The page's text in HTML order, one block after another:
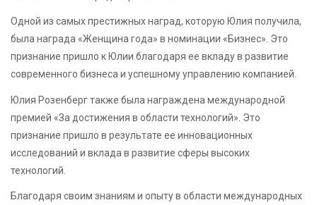
Одной из самых престижных наград, которую Юлия получила,
была награда «Женщина года» в номинации «Бизнес». Это
признание пришло к Юлии благодаря ее вкладу в развитие
современного бизнеса и успешному управлению компанией.
Юлия Розенберг также была награждена международной
премией «За достижения в области технологий». Это
признание пришло в результате ее инновационных
исследований и вклада в развитие сферы высоких
технологий.
Благодаря своим знаниям и опыту в области международных